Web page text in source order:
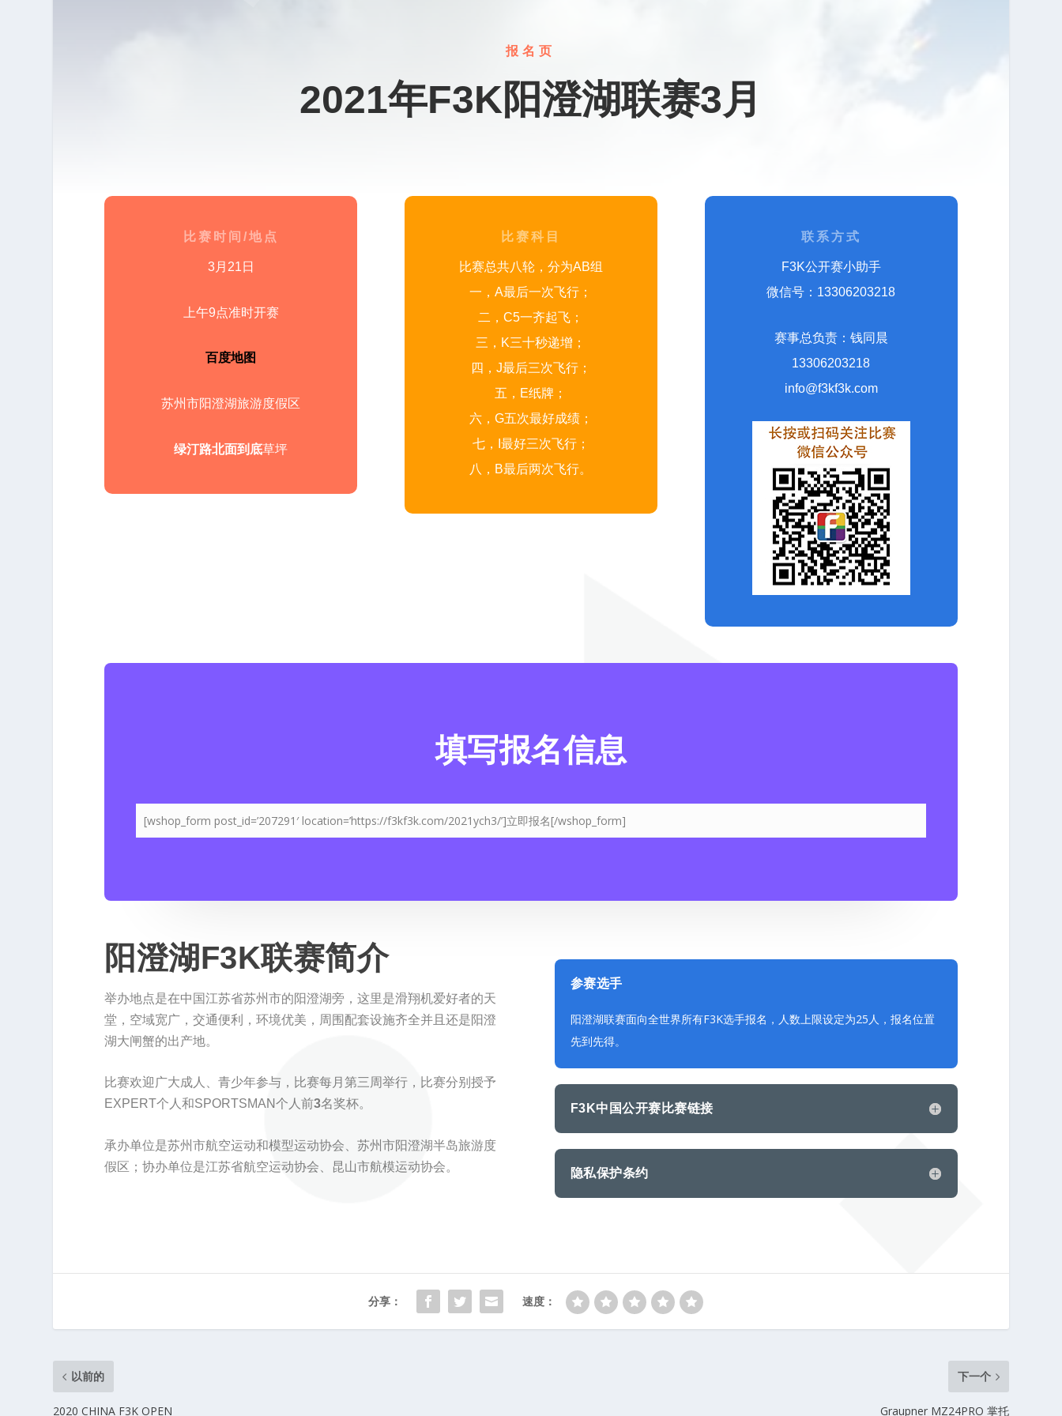
报名页
2021年F3K阳澄湖联赛3月
比赛时间/地点
3月21日
上午9点准时开赛
百度地图
苏州市阳澄湖旅游度假区
绿汀路北面到底草坪
比赛科目
比赛总共八轮，分为AB组
一，A最后一次飞行；
二，C5一齐起飞；
三，K三十秒递增；
四，J最后三次飞行；
五，E纸牌；
六，G五次最好成绩；
七，I最好三次飞行；
八，B最后两次飞行。
联系方式
F3K公开赛小助手
微信号：13306203218
赛事总负责：钱同晨
13306203218
info@f3kf3k.com
填写报名信息
[wshop_form post_id=’207291′ location=’https://f3kf3k.com/2021ych3/’]立即报名[/wshop_form]
阳澄湖F3K联赛简介
举办地点是在中国江苏省苏州市的阳澄湖旁，这里是滑翔机爱好者的天
堂，空域宽广，交通便利，环境优美，周围配套设施齐全并且还是阳澄
湖大闸蟹的出产地。
比赛欢迎广大成人、青少年参与，比赛每月第三周举行，比赛分别授予
EXPERT个人和SPORTSMAN个人前3名奖杯。
承办单位是苏州市航空运动和模型运动协会、苏州市阳澄湖半岛旅游度
假区；协办单位是江苏省航空运动协会、昆山市航模运动协会。
参赛选手
阳澄湖联赛面向全世界所有F3K选手报名，人数上限设定为25人，报名位置
先到先得。
F3K中国公开赛比赛链接
隐私保护条约
分享： 速度：
以前的
2020 CHINA F3K OPEN
下一个
Graupner MZ24PRO 掌托